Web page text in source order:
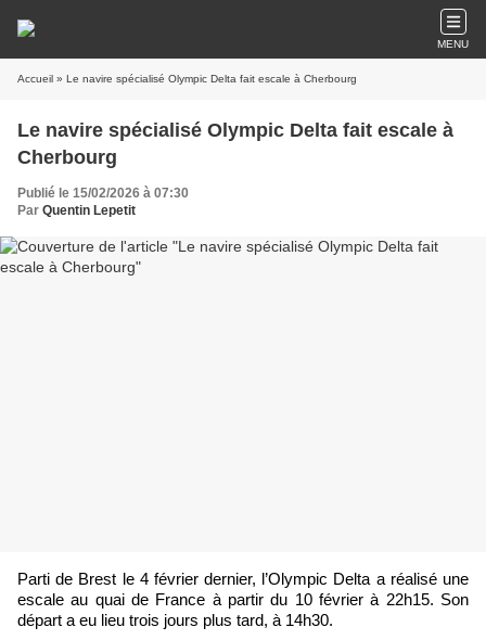
MENU
Accueil » Le navire spécialisé Olympic Delta fait escale à Cherbourg
Le navire spécialisé Olympic Delta fait escale à
Cherbourg
Publié le 15/02/2026 à 07:30
Par Quentin Lepetit
Parti de Brest le 4 février dernier, l’Olympic Delta a réalisé une
escale au quai de France à partir du 10 février à 22h15. Son
départ a eu lieu trois jours plus tard, à 14h30.